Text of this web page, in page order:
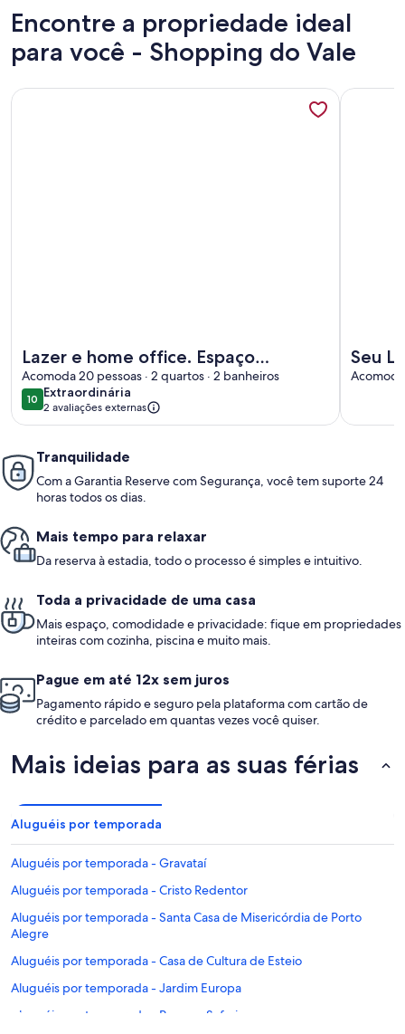
Encontre a propriedade ideal
para você - Shopping do Vale
Lazer e home office. Espaço
aconchegante e seguro!
Acomoda 20 pessoas · 2 quartos · 2 banheiros
1010 de 10
Extraordinária
extraordinária
2 avaliações externas
Mais informações sobre Lazer e home office. Espaço
Seu
pátio
Acomoda
Mais
Tranquilidade
Com a Garantia Reserve com Segurança, você tem suporte 24
horas todos os dias.
Mais tempo para relaxar
Da reserva à estadia, todo o processo é simples e intuitivo.
Toda a privacidade de uma casa
Mais espaço, comodidade e privacidade: fique em propriedades
inteiras com cozinha, piscina e muito mais.
Pague em até 12x sem juros
Pagamento rápido e seguro pela plataforma com cartão de
crédito e parcelado em quantas vezes você quiser.
Mais ideias para as suas férias
Aluguéis por temporada
Aluguéis por temporada - Gravataí
Aluguéis por temporada - Cristo Redentor
Aluguéis por temporada - Santa Casa de Misericórdia de Porto
Alegre
Aluguéis por temporada - Casa de Cultura de Esteio
Aluguéis por temporada - Jardim Europa
Aluguéis por temporada - Pampas Safari